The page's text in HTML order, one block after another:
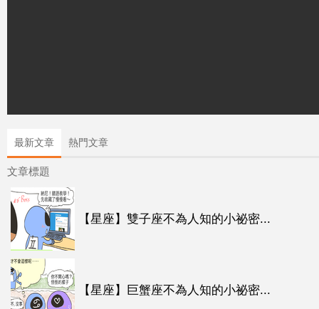
最新文章 熱門文章
文章標題
【星座】雙子座不為人知的小祕密...
【星座】巨蟹座不為人知的小祕密...